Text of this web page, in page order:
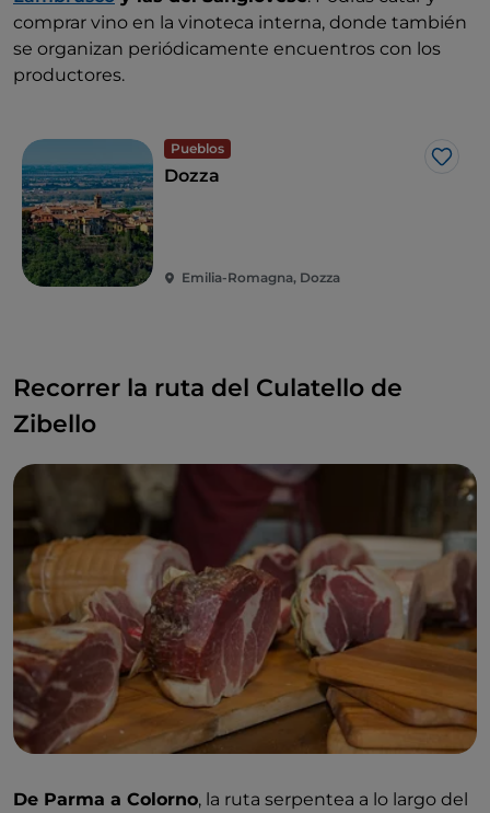
comprar vino en la vinoteca interna, donde también
se organizan periódicamente encuentros con los
productores.
Pueblos
Me
Dozza
Emilia-Romagna, Dozza
Recorrer la ruta del Culatello de
Zibello
De Parma a Colorno, la ruta serpentea a lo largo del